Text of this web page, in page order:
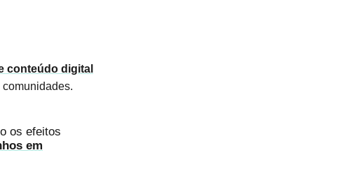
conteúdo digital
comunidades.
os efeitos
em